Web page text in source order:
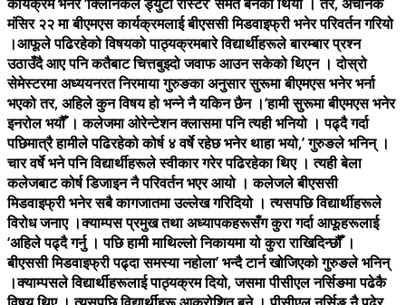
मंसिर २२ मा बीएमएस कार्यक्रमलाई बीएससी मिडवाइफ्री भनेर परिवर्तन गरियो
।आफूले पढिरहेको विषयको पाठ्यक्रमबारे विद्यार्थीहरूले बारम्बार प्रश्न
उठाउँदै आए पनि कतैबाट चित्तबुझ्दो जवाफ आउन सकेको थिएन । दोस्रो
सेमेस्टरमा अध्ययनरत निरमाया गुरुङका अनुसार सुरूमा बीएमएस भनेर भर्ना
भएको तर, अहिले कुन विषय हो भन्ने नै यकिन छैन ।‘हामी सुरूमा बीएमएस भनेर
इनरोल भयौँ । कलेजमा ओरेन्टेशन क्लासमा पनि त्यही भनियो । पढ्दै गर्दा
पछिमात्रै हामीले पढिरहेको कोर्ष ४ वर्षे रहेछ भनेर थाहा भयो,’ गुरुङले भनिन् ।
चार वर्षे भने पनि विद्यार्थीहरूले स्वीकार गरेर पढिरहेका थिए । त्यही बेला
कलेजबाट कोर्ष डिजाइन नै परिवर्तन भएर आयो । कलेजले बीएससी
मिडवाइफ्री भनेर सबै कागजातमा उल्लेख गरिदियो । त्यसपछि विद्यार्थीहरूले
विरोध जनाए ।क्याम्पस प्रमुख तथा अध्यापकहरूसँग कुरा गर्दा आफूहरूलाई
‘अहिले पढ्दै गर्नु । पछि हामी माथिल्लो निकायमा यो कुरा राखिदिन्छौँ ।
बीएससी मिडवाइफ्री पढ्दा समस्या नहोला’ भन्दै टार्न खोजिएको गुरुङले भनिन्
।क्याम्पसले विद्यार्थीहरूलाई पाठ्यक्रम दियो, जसमा पीसीएल नर्सिङमा पढेकै